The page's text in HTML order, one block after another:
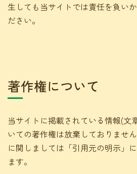
生しても当サイトでは責任を負い
ださい。
著作権について
当サイトに掲載されている情報(文
いての著作権は放棄しておりませ
に関しましては「引用元の明示」
ます。